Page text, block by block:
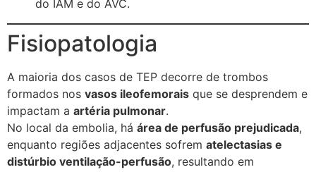
do IAM e do AVC.
Fisiopatologia
A maioria dos casos de TEP decorre de trombos
formados nos vasos ileofemorais que se desprendem e
impactam a artéria pulmonar.
No local da embolia, há área de perfusão prejudicada,
enquanto regiões adjacentes sofrem atelectasias e
distúrbio ventilação-perfusão, resultando em